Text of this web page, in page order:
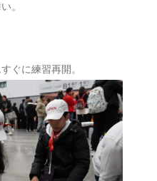
。
ぐに練習再開。